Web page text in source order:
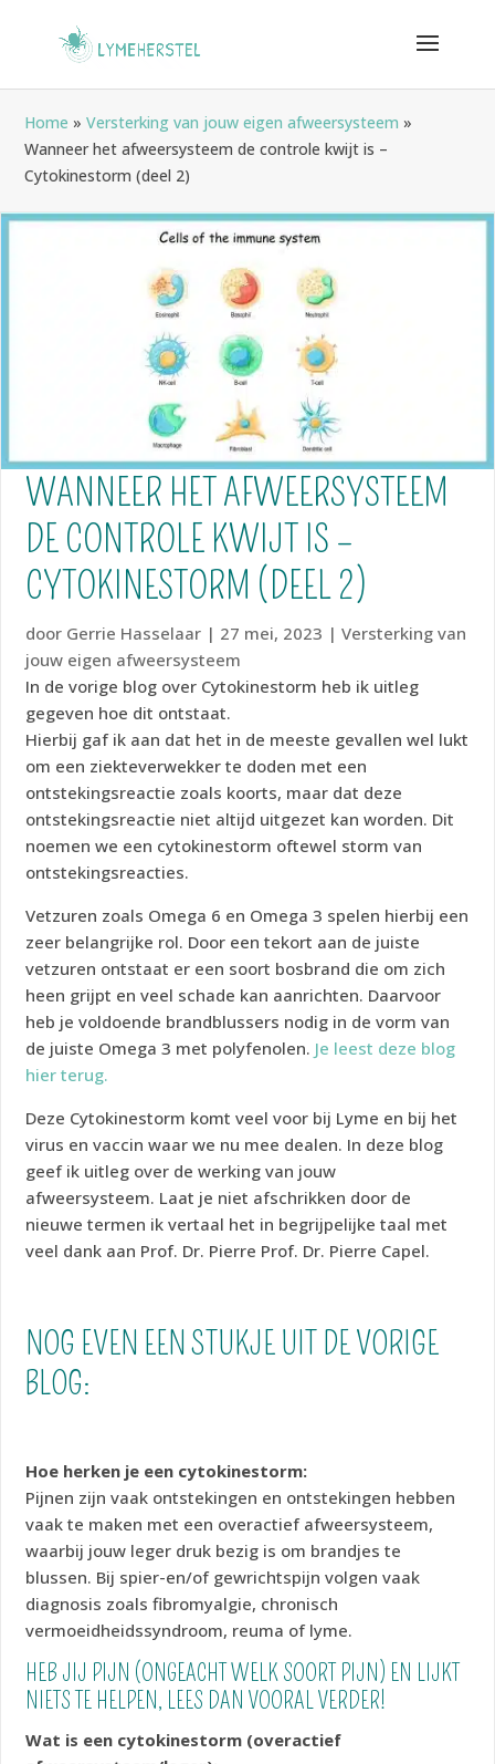
Home »Versterking van jouw eigen afweersysteem »
Wanneer het afweersysteem de controle kwijt is –
Cytokinestorm (deel 2)
WANNEER HET AFWEERSYSTEEM
DE CONTROLE KWIJT IS –
CYTOKINESTORM (DEEL 2)
door Gerrie Hasselaar | 27 mei, 2023 |Versterking van
jouw eigen afweersysteem
In de vorige blog over Cytokinestorm heb ik uitleg
gegeven hoe dit ontstaat.
Hierbij gaf ik aan dat het in de meeste gevallen wel lukt
om een ziekteverwekker te doden met een
ontstekingsreactie zoals koorts, maar dat deze
ontstekingsreactie niet altijd uitgezet kan worden. Dit
noemen we een cytokinestorm oftewel storm van
ontstekingsreacties.
Vetzuren zoals Omega 6 en Omega 3 spelen hierbij een
zeer belangrijke rol. Door een tekort aan de juiste
vetzuren ontstaat er een soort bosbrand die om zich
heen grijpt en veel schade kan aanrichten. Daarvoor
heb je voldoende brandblussers nodig in de vorm van
de juiste Omega 3 met polyfenolen. Je leest deze blog
hier terug.
Deze Cytokinestorm komt veel voor bij Lyme en bij het
virus en vaccin waar we nu mee dealen. In deze blog
geef ik uitleg over de werking van jouw
afweersysteem. Laat je niet afschrikken door de
nieuwe termen ik vertaal het in begrijpelijke taal met
veel dank aan Prof. Dr. Pierre Prof. Dr. Pierre Capel.
NOG EVEN EEN STUKJE UIT DE VORIGE
BLOG:
Hoe herken je een cytokinestorm:
Pijnen zijn vaak ontstekingen en ontstekingen hebben
vaak te maken met een overactief afweersysteem,
waarbij jouw leger druk bezig is om brandjes te
blussen. Bij spier-en/of gewrichtspijn volgen vaak
diagnosis zoals fibromyalgie, chronisch
vermoeidheidssyndroom, reuma of lyme.
HEB JIJ PIJN (ONGEACHT WELK SOORT PIJN) EN LIJKT
NIETS TE HELPEN, LEES DAN VOORAL VERDER!
Wat is een cytokinestorm (overactief